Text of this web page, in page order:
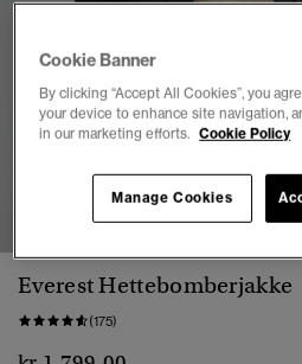
1
Everest Hettebomberjakke
(175)
Cookie Banner
By clicking “Accept All Cookies”, you
your device to enhance site navigation,
in our marketing efforts. Cookie Policy
Manage Cookies